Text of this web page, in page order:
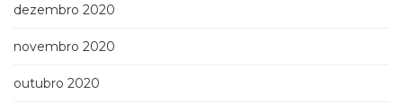
dezembro 2020
novembro 2020
outubro 2020